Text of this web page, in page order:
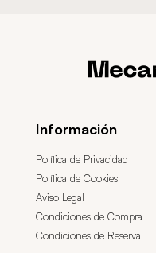
Información
Política de Privacidad
Política de Cookies
Aviso Legal
Condiciones de Compra
Condiciones de Reserva